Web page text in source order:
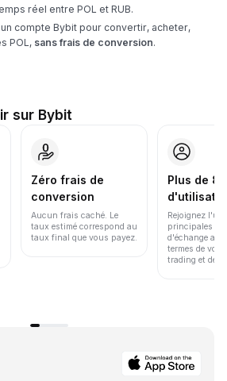
réel entre POL et RUB.
compte Bybit pour convertir, acheter,
POL, sans frais de conversion.
sur Bybit
Zéro frais de
conversion
Aucun frais caché. Le
taux estimé correspond au
taux final que vous payez.
Plus de
Rejoignez
principales
d'échange au
termes de
trading et de